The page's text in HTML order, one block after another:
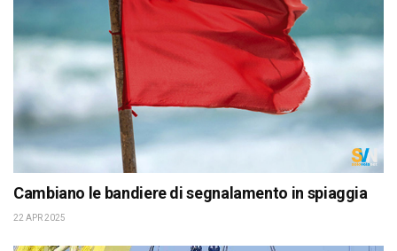
Cambiano le bandiere di segnalamento in spiaggia
22 APR 2025